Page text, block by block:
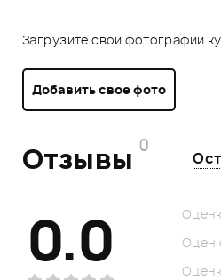
Загрузите свои фотографии
Добавить свое фото
Отзывы 0
0.0